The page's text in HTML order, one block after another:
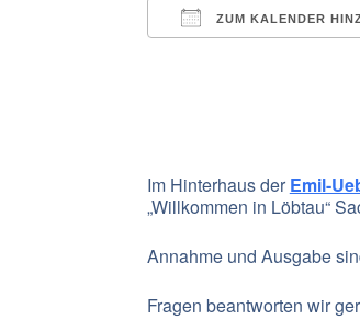
ZUM KALENDER
Im Hinterhaus derEmil-
„Willkommen in Löbtau“
Annahme und Ausgabe
Fragen beantworten wir